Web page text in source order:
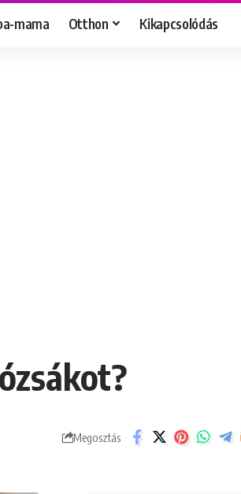
mama Otthon Kikapcsolódás
Megosztás